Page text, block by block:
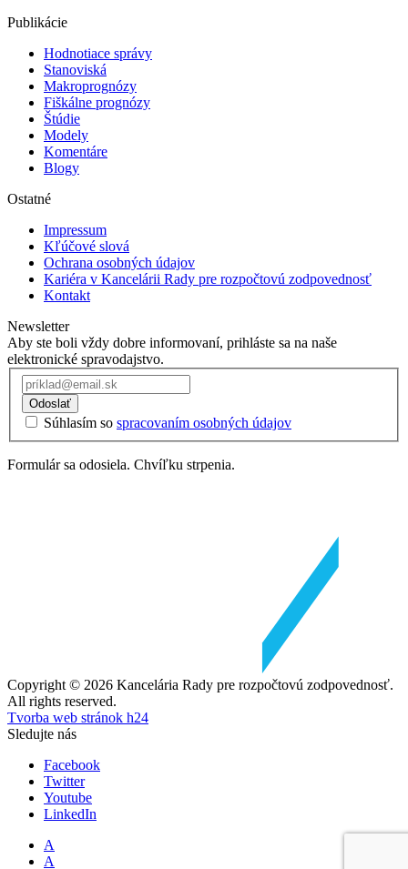
Publikácie
Hodnotiace správy
Stanoviská
Makroprognózy
Fiškálne prognózy
Štúdie
Modely
Komentáre
Blogy
Ostatné
Impressum
Kľúčové slová
Ochrana osobných údajov
Kariéra v Kancelárii Rady pre rozpočtovú zodpovednosť
Kontakt
Newsletter
Aby ste boli vždy dobre informovaní, prihláste sa na naše
elektronické spravodajstvo.
Odoslať
Súhlasím so spracovaním osobných údajov
Formulár sa odosiela. Chvíľku strpenia.
Copyright © 2026 Kancelária Rady pre rozpočtovú zodpovednosť.
All rights reserved.
Tvorba web stránok h24
Sledujte nás
Facebook
Twitter
Youtube
LinkedIn
A
A